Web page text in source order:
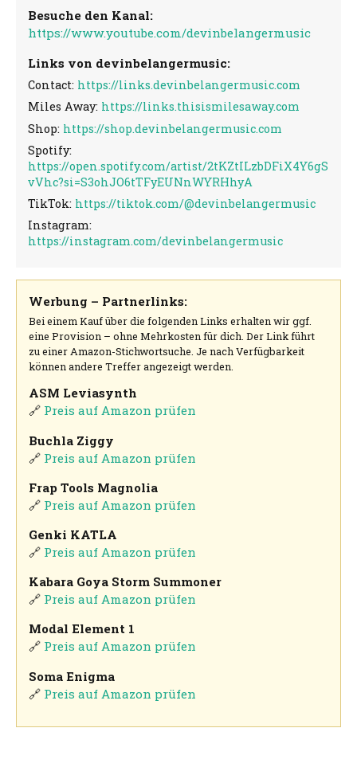
Besuche den Kanal:
https://www.youtube.com/devinbelangermusic
Links von devinbelangermusic:
Contact: https://links.devinbelangermusic.com
Miles Away: https://links.thisismilesaway.com
Shop: https://shop.devinbelangermusic.com
Spotify:
https://open.spotify.com/artist/2tKZtILzbDFiX4Y6gS
vVhc?si=S3ohJO6tTFyEUNnWYRHhyA
TikTok: https://tiktok.com/@devinbelangermusic
Instagram:
https://instagram.com/devinbelangermusic
Werbung – Partnerlinks:
Bei einem Kauf über die folgenden Links erhalten wir ggf.
eine Provision – ohne Mehrkosten für dich. Der Link führt
zu einer Amazon-Stichwortsuche. Je nach Verfügbarkeit
können andere Treffer angezeigt werden.
ASM Leviasynth
🔗 Preis auf Amazon prüfen
Buchla Ziggy
🔗 Preis auf Amazon prüfen
Frap Tools Magnolia
🔗 Preis auf Amazon prüfen
Genki KATLA
🔗 Preis auf Amazon prüfen
Kabara Goya Storm Summoner
🔗 Preis auf Amazon prüfen
Modal Element 1
🔗 Preis auf Amazon prüfen
Soma Enigma
🔗 Preis auf Amazon prüfen